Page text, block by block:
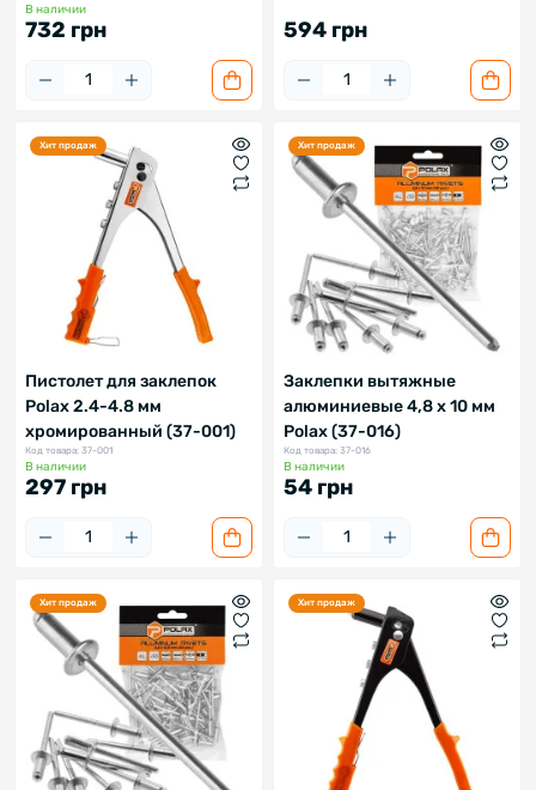
В наличии
732 грн 594 грн
Хит продаж
Пистолет для заклепок
Polax 2.4-4.8 мм
хромированный (37-001)
Код товара: 37-001
В наличии
297 грн
Хит продаж
Заклепки вытяжные
алюминиевые 4,8 х 10 мм
Polax (37-016)
Код товара: 37-016
В наличии
54 грн
Хит продаж Хит продаж